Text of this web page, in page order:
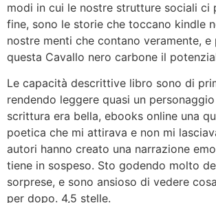
modi in cui le nostre strutture sociali ci
fine, sono le storie che toccano kindle
nostre menti che contano veramente, e
questa Cavallo nero carbone il
Le capacità descrittive libro sono di
rendendo leggere quasi un
scrittura era bella, ebooks online una
poetica che mi attirava e non mi
autori hanno creato una narrazione
tiene in sospeso. Sto godendo molto
sorprese, e sono ansioso di vedere
per dopo. 4,5 stelle.